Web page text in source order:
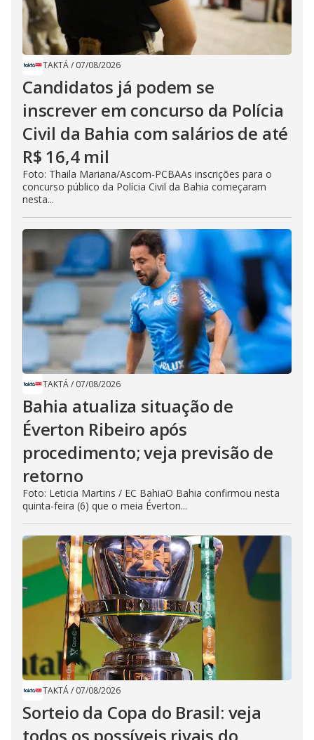
TAKTÁ/ 07/08/2026
Candidatos já podem se
inscrever em concurso da Polícia
Civil da Bahia com salários de até
R$ 16,4 mil
Foto: Thaila Mariana/Ascom-PCBAAs inscrições para o
concurso público da Polícia Civil da Bahia começaram
nesta...
TAKTÁ/ 07/08/2026
Bahia atualiza situação de
Éverton Ribeiro após
procedimento; veja previsão de
retorno
Foto: Leticia Martins / EC BahiaO Bahia confirmou nesta
quinta-feira (6) que o meia Éverton...
TAKTÁ/ 07/08/2026
Sorteio da Copa do Brasil: veja